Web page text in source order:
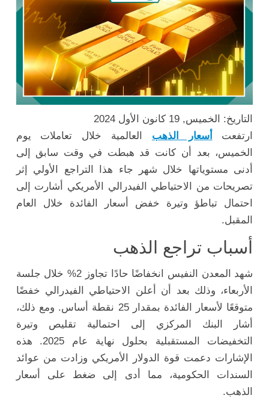
التاريخ: الخميس, 19 كانون الأول 2024
ارتفعت
أسعار الذهب العالمية خلال تعاملات يوم
الخميس، بعد أن كانت قد هبطت في وقت سابق إلى
أدنى مستوياتها خلال شهر جاء هذا التراجع الأولي إثر
تصريحات من الاحتياطي الفيدرالي الأمريكي أشارت إلى
احتمال تباطؤ وتيرة خفض أسعار الفائدة خلال العام
المقبل.
أسباب تراجع الذهب
شهد المعدن النفيس انخفاضًا حادًا تجاوز 2% خلال جلسة
الأربعاء، وذلك بعد أن أعلن الاحتياطي الفيدرالي خفضًا
متوقعًا لأسعار الفائدة بمقدار 25 نقطة أساس. ومع ذلك،
أشار البنك المركزي إلى احتمالية تقليص وتيرة
التخفيضات المستقبلية بحلول نهاية عام 2025. هذه
الإشارات دعمت قوة الدولار الأمريكي وزادت من عوائد
السندات الحكومية، مما أدى إلى ضغط على أسعار
الذهب.